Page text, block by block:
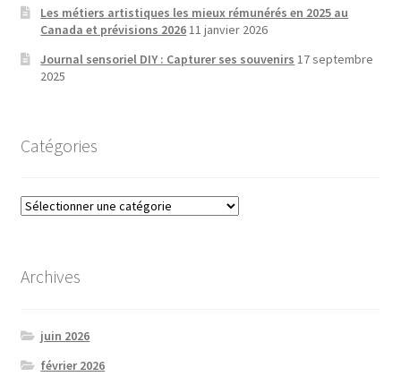
de
Les métiers artistiques les mieux rémunérés en 2025 au
Canada et prévisions 202611 janvier 2026
Journal sensoriel DIY : Capturer ses souvenirs 17 septembre
2025
Catégories
Catégories
Archives
juin 2026
février 2026